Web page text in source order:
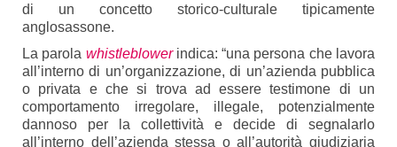
di un concetto storico-culturale tipicamente
anglosassone.
La parola whistleblowerindica: “una persona che lavora
all’interno di un’organizzazione, di un’azienda pubblica
o privata e che si trova ad essere testimone di un
comportamento irregolare, illegale, potenzialmente
dannoso per la collettività e decide di segnalarlo
all’interno dell’azienda stessa o all’autorità giudiziaria